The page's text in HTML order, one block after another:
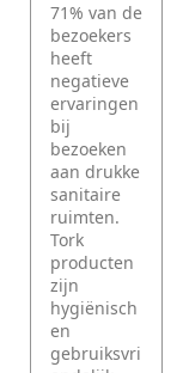
71% van de
bezoekers
heeft
negatieve
ervaringen
bij
bezoeken
aan drukke
sanitaire
ruimten.
Tork
producten
zijn
hygiënisch
en
gebruiksvri